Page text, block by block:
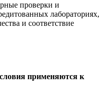
проверки и
лабораториях,
и соответствие
применяются к